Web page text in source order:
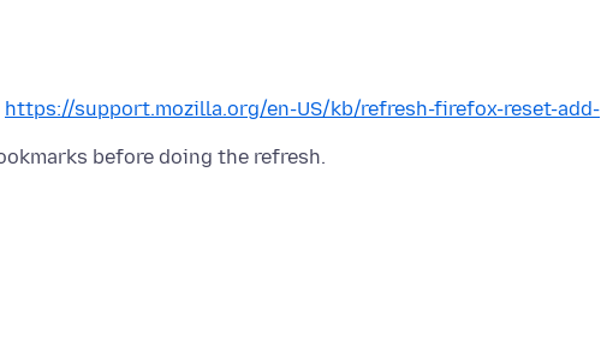
https://support.mozilla.org/en-US/kb/refresh-firefox-reset-add-